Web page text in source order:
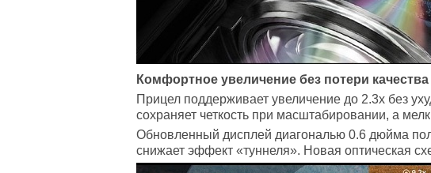
Комфортное увеличение без потери качества
Прицел поддерживает увеличение до 2.3x без
сохраняет четкость при масштабировании, а
Обновленный дисплей диагональю 0.6 дюйма
снижает эффект «туннеля». Новая оптическая